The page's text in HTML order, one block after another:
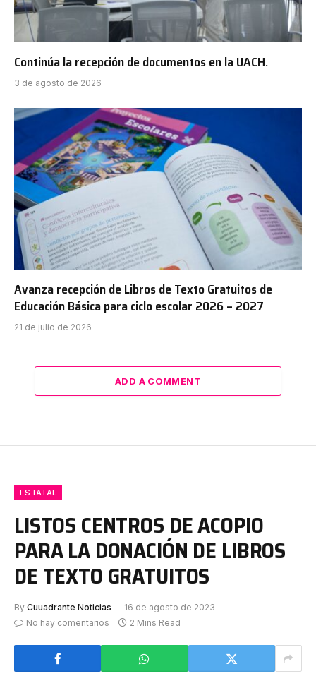
Continúa la recepción de documentos en la UACH.
3 de agosto de 2026
Avanza recepción de Libros de Texto Gratuitos de
Educación Básica para ciclo escolar 2026 – 2027
21 de julio de 2026
ADD A COMMENT
ESTATAL
LISTOS CENTROS DE ACOPIO
PARA LA DONACIÓN DE LIBROS
DE TEXTO GRATUITOS
By Cuuadrante Noticias
16 de agosto de 2023
No hay comentarios
2 Mins Read